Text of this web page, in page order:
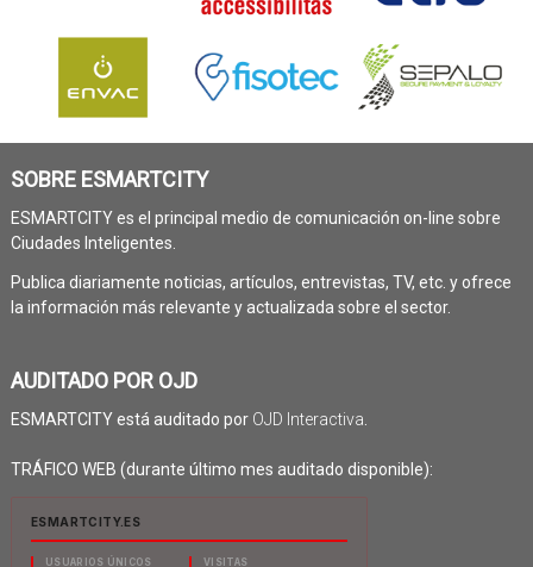
SOBRE ESMARTCITY
ESMARTCITY es el principal medio de comunicación on-line sobre
Ciudades Inteligentes.
Publica diariamente noticias, artículos, entrevistas, TV, etc. y ofrece
la información más relevante y actualizada sobre el sector.
AUDITADO POR OJD
ESMARTCITY está auditado por OJD Interactiva.
TRÁFICO WEB (durante último mes auditado disponible):